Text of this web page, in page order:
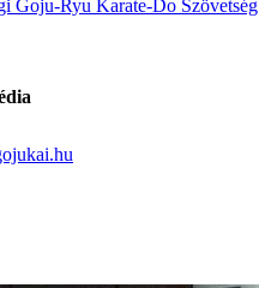
Goju-Ryu Karate-Do Szövetség